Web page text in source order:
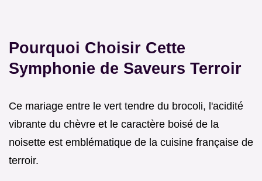
Pourquoi Choisir Cette
Symphonie de Saveurs Terroir
Ce mariage entre le vert tendre du brocoli, l'acidité
vibrante du chèvre et le caractère boisé de la
noisette est emblématique de la cuisine française de
terroir.